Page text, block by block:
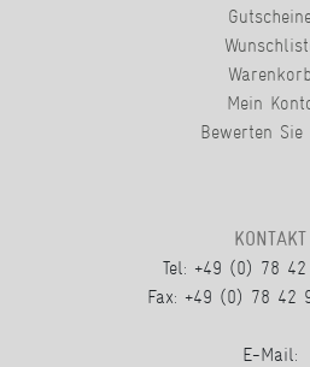
Warenkorb
Mein
Bewerten Sie
KONTAKT
Tel: +49 (0) 78
Fax: +49 (0) 78 42
E-Mail: